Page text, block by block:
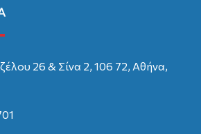
26 & Σίνα 2, 106 72, Αθήνα,